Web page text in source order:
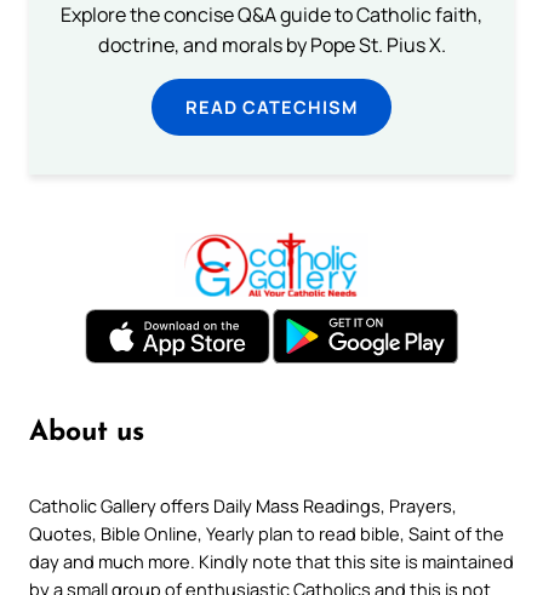
Explore the concise Q&A guide to Catholic faith,
doctrine, and morals by Pope St. Pius X.
READ CATECHISM
About us
Catholic Gallery offers Daily Mass Readings, Prayers,
Quotes, Bible Online, Yearly plan to read bible, Saint of the
day and much more. Kindly note that this site is maintained
by a small group of enthusiastic Catholics and this is not